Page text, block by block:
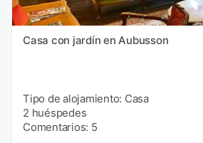
Casa con jardín en Aubusson
Tipo de alojamiento: Casa
2 huéspedes
Comentarios: 5